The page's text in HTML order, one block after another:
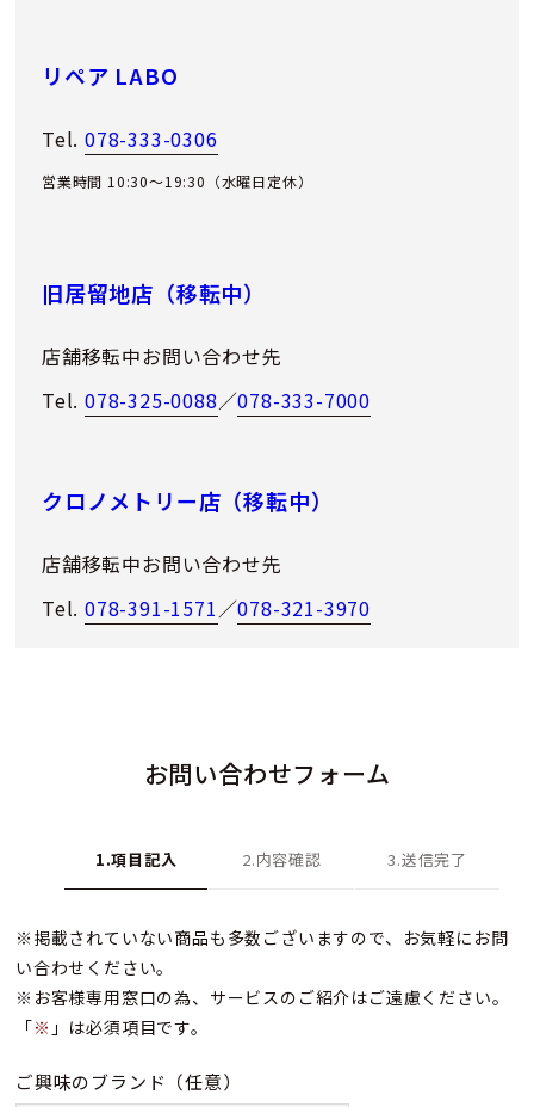
リペア LABO
Tel. 078-333-0306
営業時間 10:30～19:30（水曜日定休）
旧居留地店（移転中）
店舗移転中お問い合わせ先
Tel. 078-325-0088／078-333-7000
クロノメトリー店（移転中）
店舗移転中お問い合わせ先
Tel. 078-391-1571／078-321-3970
お問い合わせフォーム
1.項目記入 2.内容確認 3.送信完了
※掲載されていない商品も多数ございますので、お気軽にお問
い合わせください。
※お客様専用窓口の為、サービスのご紹介はご遠慮ください。
「※ 」は必須項目です。
ご興味のブランド （任意）